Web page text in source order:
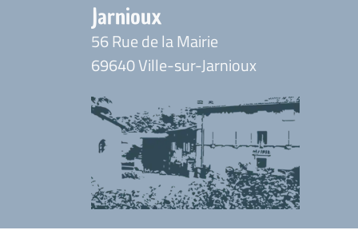
Jarnioux
56 Rue de la Mairie
69640 Ville-sur-Jarnioux